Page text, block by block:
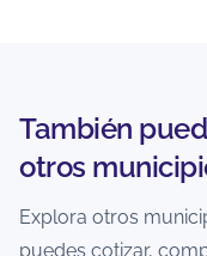
¿Puedo
localidades
Etla?
Depende de
También
otros
Explora otros
puedes cotizar,